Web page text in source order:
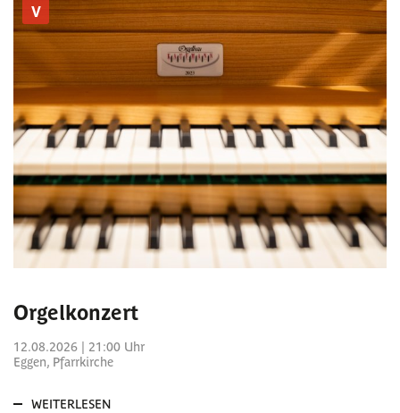
V
Orgelkonzert
12.08.2026 | 21:00 Uhr
Eggen, Pfarrkirche
WEITERLESEN